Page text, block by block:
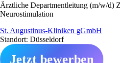
Ärztliche Departmentleitung (m/w/d)
Neurostimulation
St. Augustinus-Kliniken gGmbH
Standort: Düsseldorf
Jetzt bewerben